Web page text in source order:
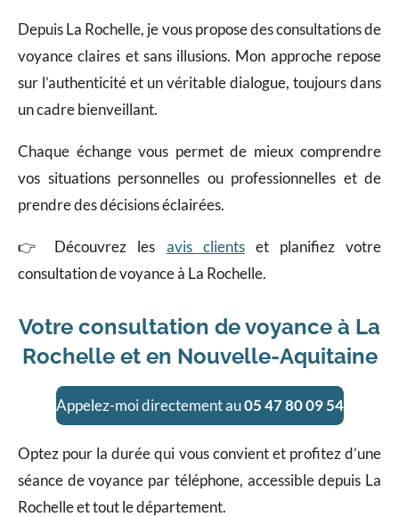
Depuis La Rochelle, je vous propose des consultations de
voyance claires et sans illusions. Mon approche repose
sur l’authenticité et un véritable dialogue, toujours dans
un cadre bienveillant.
Chaque échange vous permet de mieux comprendre
vos situations personnelles ou professionnelles et de
prendre des décisions éclairées.
👉 Découvrez les avis clientset planifiez votre
consultation de voyance à La Rochelle.
Votre consultation de voyance à La
Rochelle et en Nouvelle-Aquitaine
Appelez-moi directement au05 47 80 09 54
Optez pour la durée qui vous convient et profitez d’une
séance de voyance par téléphone, accessible depuis La
Rochelle et tout le département.